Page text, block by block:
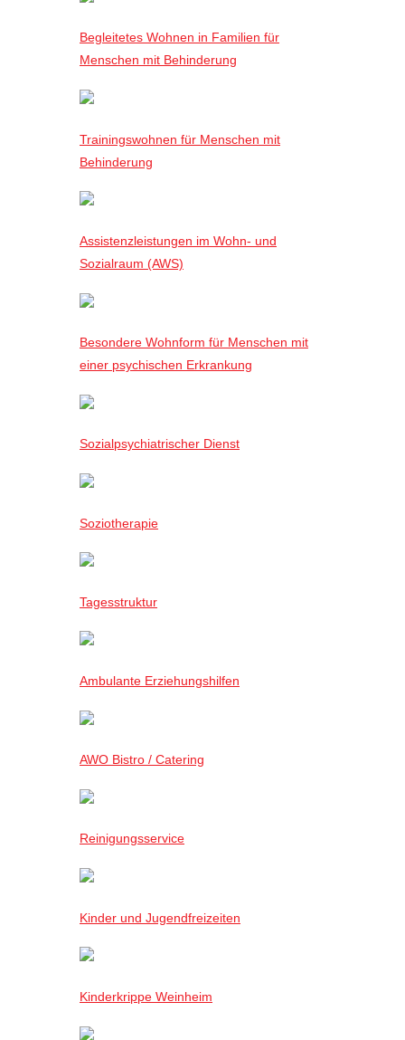
Begleitetes Wohnen in Familien für
Menschen mit Behinderung
Trainingswohnen für Menschen mit
Behinderung
Assistenzleistungen im Wohn- und
Sozialraum (AWS)
Besondere Wohnform für Menschen mit
einer psychischen Erkrankung
Sozialpsychiatrischer Dienst
Soziotherapie
Tagesstruktur
Ambulante Erziehungshilfen
AWO Bistro / Catering
Reinigungsservice
Kinder und Jugendfreizeiten
Kinderkrippe Weinheim